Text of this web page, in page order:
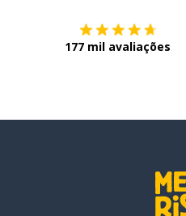
177 mil avaliações